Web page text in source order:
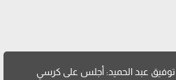
توفيق عبد الحميد: أجلس على كرسي